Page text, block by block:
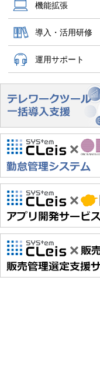
機能拡張
導入・活用研修
運用サポート